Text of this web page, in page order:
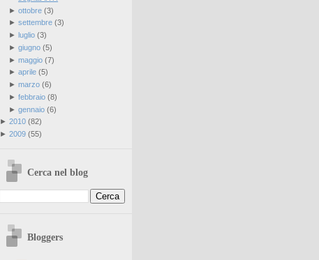
► ottobre(3)
► settembre(3)
► luglio(3)
► giugno(5)
► maggio(7)
► aprile(5)
► marzo(6)
► febbraio(8)
► gennaio(6)
► 2010(82)
► 2009(55)
Cerca nel blog
Bloggers